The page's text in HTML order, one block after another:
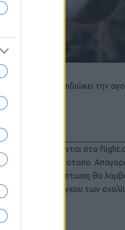
Το Βέλγιο επιδιώκει την
που δημοσιεύονται στο
τον ιστότοπο.
Σε αντίθετη περίπτωση θα
το δικαίωμα ελέγχου των